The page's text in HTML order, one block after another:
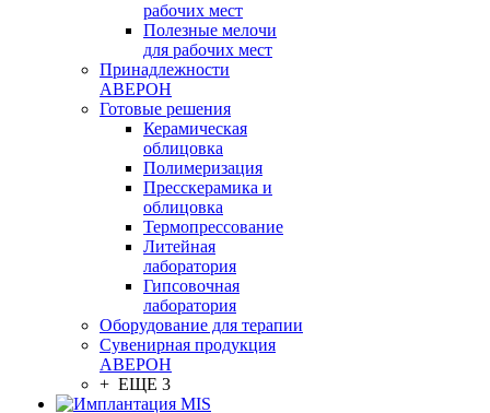
рабочих мест
Полезные мелочи
для рабочих мест
Принадлежности
АВЕРОН
Готовые решения
Керамическая
облицовка
Полимеризация
Пресскерамика и
облицовка
Термопрессование
Литейная
лаборатория
Гипсовочная
лаборатория
Оборудование для терапии
Сувенирная продукция
АВЕРОН
+ ЕЩЕ 3